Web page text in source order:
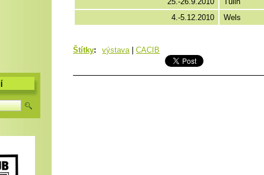
4.-5.12.2010
Wels
Štítky: výstava CACIB